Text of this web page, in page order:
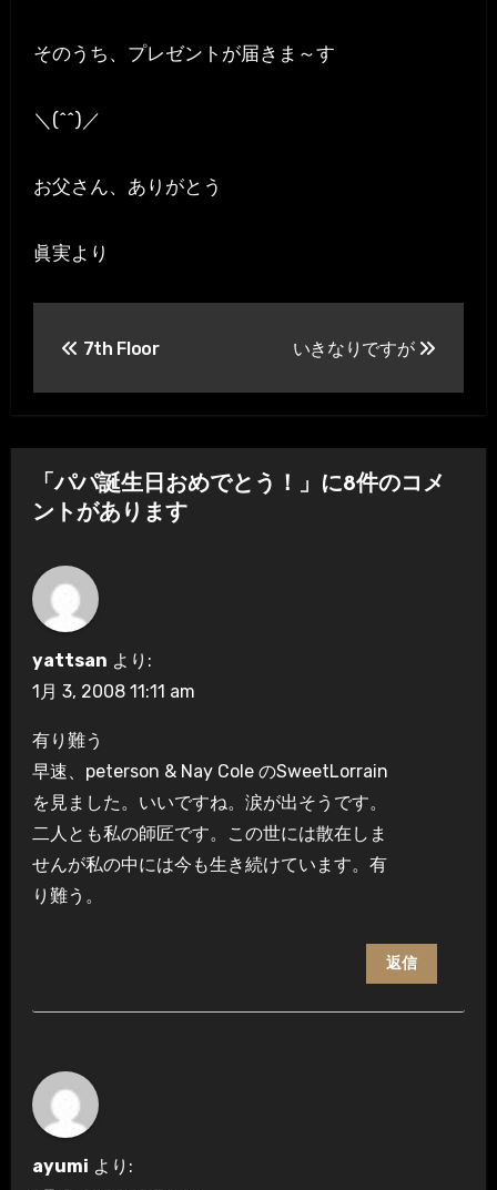
そのうち、プレゼントが届きま～す
＼(^^)／
お父さん、ありがとう
眞実より
ビ
ゲ
シ
ョ
ン
7th Floor いきなりですが
「パパ誕生日おめでとう！」に8件のコメ
ントがあります
yattsan より:
1月 3, 2008 11:11 am
有り難う
早速、peterson & Nay Cole のSweetLorrain
を見ました。いいですね。涙が出そうです。
二人とも私の師匠です。この世には散在しま
せんが私の中には今も生き続けています。有
り難う。
返信
ayumi より: